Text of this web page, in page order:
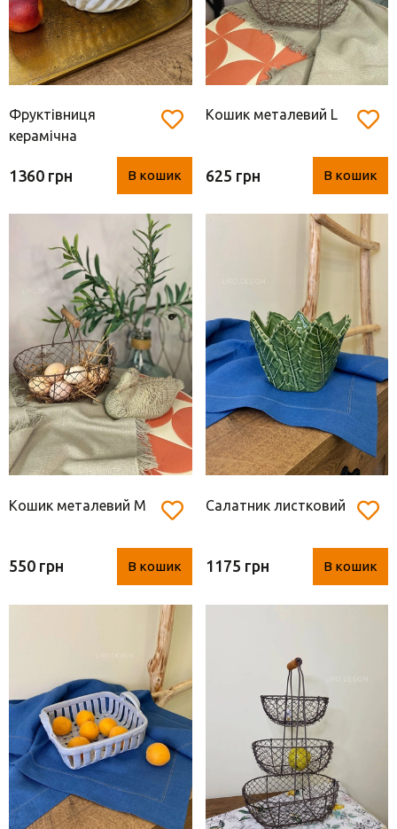
Фруктівниця
керамічна
1360 грн В кошик
Кошик металевий L
625 грн В кошик
Кошик металевий М
550 грн В кошик
Салатник листковий
1175 грн В кошик